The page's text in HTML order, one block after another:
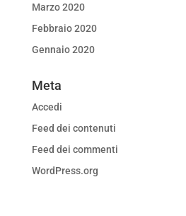
Marzo 2020
Febbraio 2020
Gennaio 2020
Meta
Accedi
Feed dei contenuti
Feed dei commenti
WordPress.org